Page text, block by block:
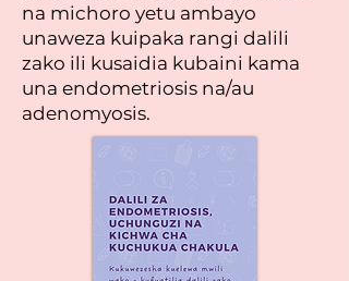
na michoro yetu ambayo
unaweza kuipaka rangi dalili
zako ili kusaidia kubaini kama
una endometriosis na/au
adenomyosis.